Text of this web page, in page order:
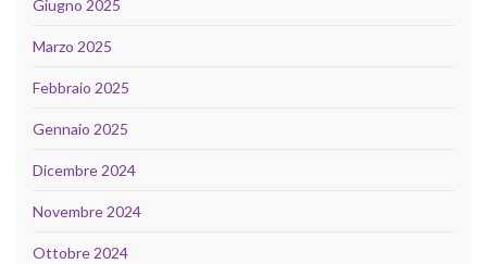
Giugno 2025
Marzo 2025
Febbraio 2025
Gennaio 2025
Dicembre 2024
Novembre 2024
Ottobre 2024